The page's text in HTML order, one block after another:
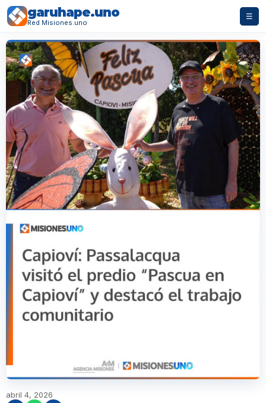
garuhape.uno
Red Misiones.uno
☰
abril 4, 2026